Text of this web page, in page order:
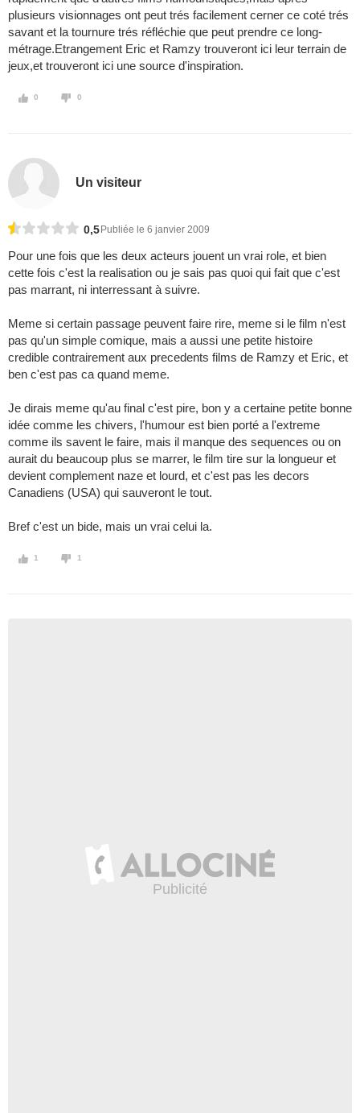
plusieurs visionnages ont peut trés facilement cerner ce coté trés
savant et la tournure trés réfléchie que peut prendre ce long-
métrage.Etrangement Eric et Ramzy trouveront ici leur terrain de
jeux,et trouveront ici une source d'inspiration.
0 0
Un visiteur
0,5 Publiée le 6 janvier 2009
Pour une fois que les deux acteurs jouent un vrai role, et bien
cette fois c'est la realisation ou je sais pas quoi qui fait que c'est
pas marrant, ni interressant à suivre.
Meme si certain passage peuvent faire rire, meme si le film n'est
pas qu'un simple comique, mais a aussi une petite histoire
credible contrairement aux precedents films de Ramzy et Eric, et
ben c'est pas ca quand meme.
Je dirais meme qu'au final c'est pire, bon y a certaine petite bonne
idée comme les chivers, l'humour est bien porté a l'extreme
comme ils savent le faire, mais il manque des sequences ou on
aurait du beaucoup plus se marrer, le film tire sur la longueur et
devient complement naze et lourd, et c'est pas les decors
Canadiens (USA) qui sauveront le tout.
Bref c'est un bide, mais un vrai celui la.
1 1